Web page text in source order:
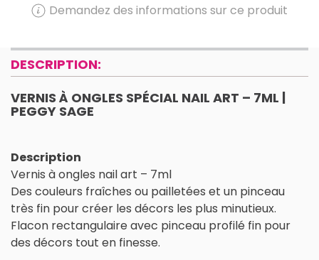
Demandez des informations sur ce produit
DESCRIPTION:
VERNIS À ONGLES SPÉCIAL NAIL ART – 7ML |
PEGGY SAGE
Description
Vernis à ongles nail art – 7ml
Des couleurs fraîches ou pailletées et un pinceau
très fin pour créer les décors les plus minutieux.
Flacon rectangulaire avec pinceau profilé fin pour
des décors tout en finesse.